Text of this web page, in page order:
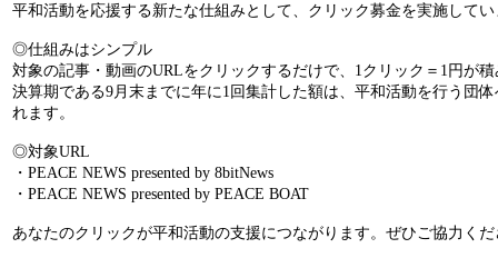
平和活動を応援する新たな仕組みとして、クリック募金を実施して
◎仕組みはシンプル
対象の記事・動画のURLをクリックするだけで、1クリック＝1円が
決算期である9月末までに年に1回集計した額は、平和活動を行う団
れます。
◎対象URL
・PEACE NEWS presented by 8bitNews
・PEACE NEWS presented by PEACE BOAT
あなたのクリックが平和活動の支援につながります。ぜひご協力く